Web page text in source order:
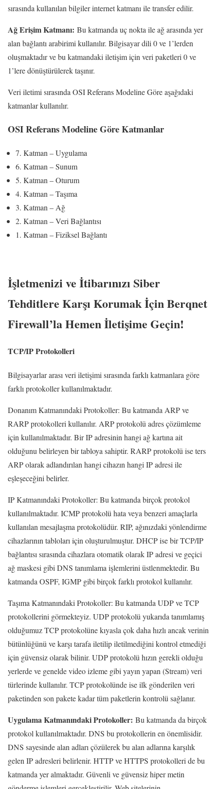
sırasında kullanılan bilgiler internet katmanı ile transfer edilir.
Ağ Erişim Katmanı: Bu katmanda uç nokta ile ağ arasında yer
alan bağlantı arabirimi kullanılır. Bilgisayar dili 0 ve 1’lerden
oluşmaktadır ve bu katmandaki iletişim için veri paketleri 0 ve
1’lere dönüştürülerek taşınır.
Veri iletimi sırasında OSI Referans Modeline Göre aşağıdaki
katmanlar kullanılır.
OSI Referans Modeline Göre Katmanlar
7. Katman – Uygulama
6. Katman – Sunum
5. Katman – Oturum
4. Katman – Taşıma
3. Katman – Ağ
2. Katman – Veri Bağlantısı
1. Katman – Fiziksel Bağlantı
İşletmenizi ve İtibarınızı Siber
Tehditlere Karşı Korumak İçin Berqnet
Firewall’la Hemen İletişime Geçin!
TCP/IP Protokolleri
Bilgisayarlar arası veri iletişimi sırasında farklı katmanlara göre
farklı protokoller kullanılmaktadır.
Donanım Katmanındaki Protokoller: Bu katmanda ARP ve
RARP protokolleri kullanılır. ARP protokolü adres çözümleme
için kullanılmaktadır. Bir IP adresinin hangi ağ kartına ait
olduğunu belirleyen bir tabloya sahiptir. RARP protokolü ise ters
ARP olarak adlandırılan hangi cihazın hangi IP adresi ile
eşleşeceğini belirler.
IP Katmanındaki Protokoller: Bu katmanda birçok protokol
kullanılmaktadır. ICMP protokolü hata veya benzeri amaçlarla
kullanılan mesajlaşma protokolüdür. RIP, ağınızdaki yönlendirme
cihazlarının tabloları için oluşturulmuştur. DHCP ise bir TCP/IP
bağlantısı sırasında cihazlara otomatik olarak IP adresi ve geçici
ağ maskesi gibi DNS tanımlama işlemlerini üstlenmektedir. Bu
katmanda OSPF, IGMP gibi birçok farklı protokol kullanılır.
Taşıma Katmanındaki Protokoller: Bu katmanda UDP ve TCP
protokollerini görmekteyiz. UDP protokolü yukarıda tanımlamış
olduğumuz TCP protokolüne kıyasla çok daha hızlı ancak verinin
bütünlüğünü ve karşı tarafa iletilip iletilmediğini kontrol etmediği
için güvensiz olarak bilinir. UDP protokolü hızın gerekli olduğu
yerlerde ve genelde video izleme gibi yayın yapan (Stream) veri
türlerinde kullanılır. TCP protokolünde ise ilk gönderilen veri
paketinden son pakete kadar tüm paketlerin kontrolü sağlanır.
Uygulama Katmanındaki Protokoller: Bu katmanda da birçok
protokol kullanılmaktadır. DNS bu protokollerin en önemlisidir.
DNS sayesinde alan adları çözülerek bu alan adlarına karşılık
gelen IP adresleri belirlenir. HTTP ve HTTPS protokolleri de bu
katmanda yer almaktadır. Güvenli ve güvensiz hiper metin